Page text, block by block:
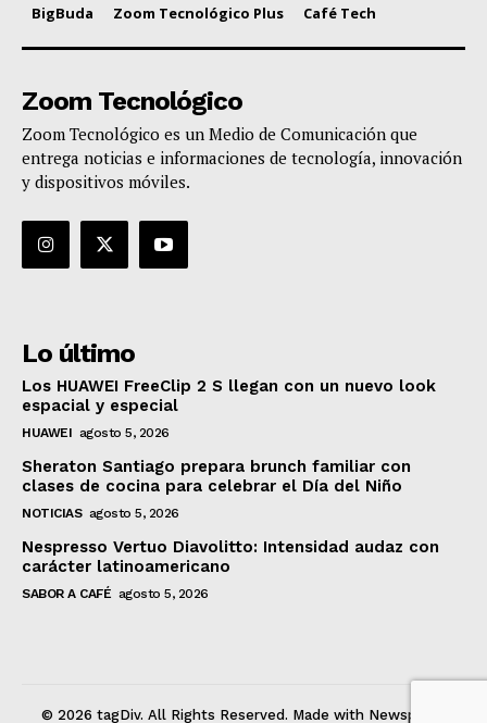
BigBuda Zoom Tecnológico Plus Café Tech
Zoom Tecnológico
Zoom Tecnológico es un Medio de Comunicación que
entrega noticias e informaciones de tecnología, innovación
y dispositivos móviles.
Lo último
Los HUAWEI FreeClip 2 S llegan con un nuevo look
espacial y especial
HUAWEI agosto 5, 2026
Sheraton Santiago prepara brunch familiar con
clases de cocina para celebrar el Día del Niño
NOTICIAS agosto 5, 2026
Nespresso Vertuo Diavolitto: Intensidad audaz con
carácter latinoamericano
SABOR A CAFÉ agosto 5, 2026
© 2026 tagDiv. All Rights Reserved. Made with Newspaper